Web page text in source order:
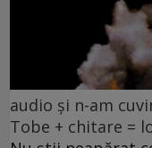
audio și n-am
Tobe + chitare =